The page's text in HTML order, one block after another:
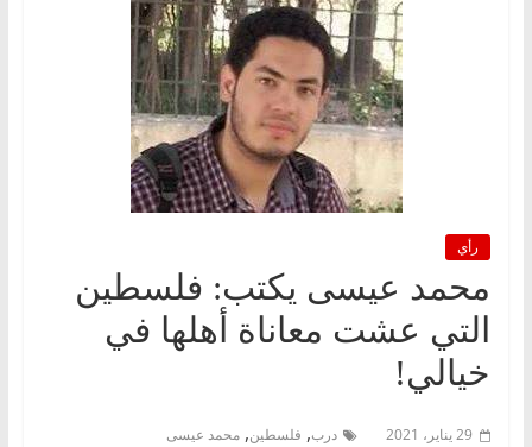
رأي
محمد عيسى يكتب: فلسطين
التي عشت معاناة أهلها في
خيالي!
29 يناير، 2021 درب, فلسطين, محمد عيسى